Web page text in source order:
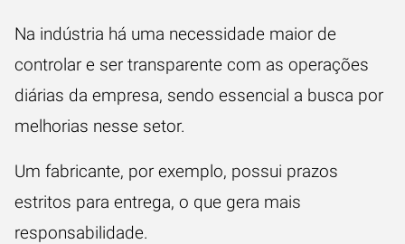
Na indústria há uma necessidade maior de
controlar e ser transparente com as operações
diárias da empresa, sendo essencial a busca por
melhorias nesse setor.
Um fabricante, por exemplo, possui prazos
estritos para entrega, o que gera mais
responsabilidade.